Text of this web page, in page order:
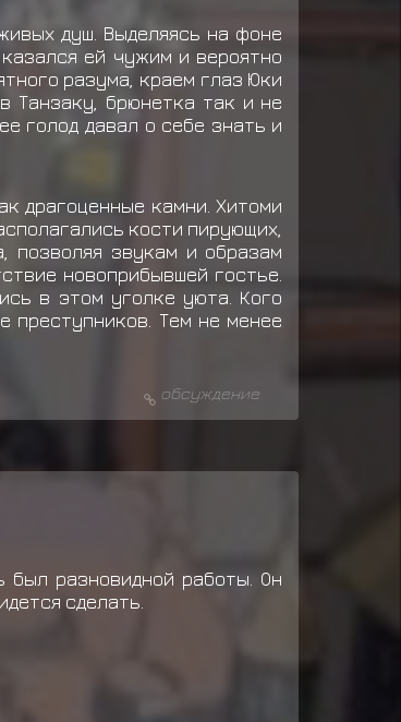
душ. Выделяясь на фоне
ей чужим и вероятно
разума, краем глаз Юки
Танзаку, брюнетка так и не
голод давал о себе знать и
драгоценные камни. Хитоми
кости пирующих,
позволяя звукам и образам
новоприбывшей гостье.
в этом уголке уюта. Кого
преступников. Тем не менее
обсуждение
был разновидной работы. Он
сделать.